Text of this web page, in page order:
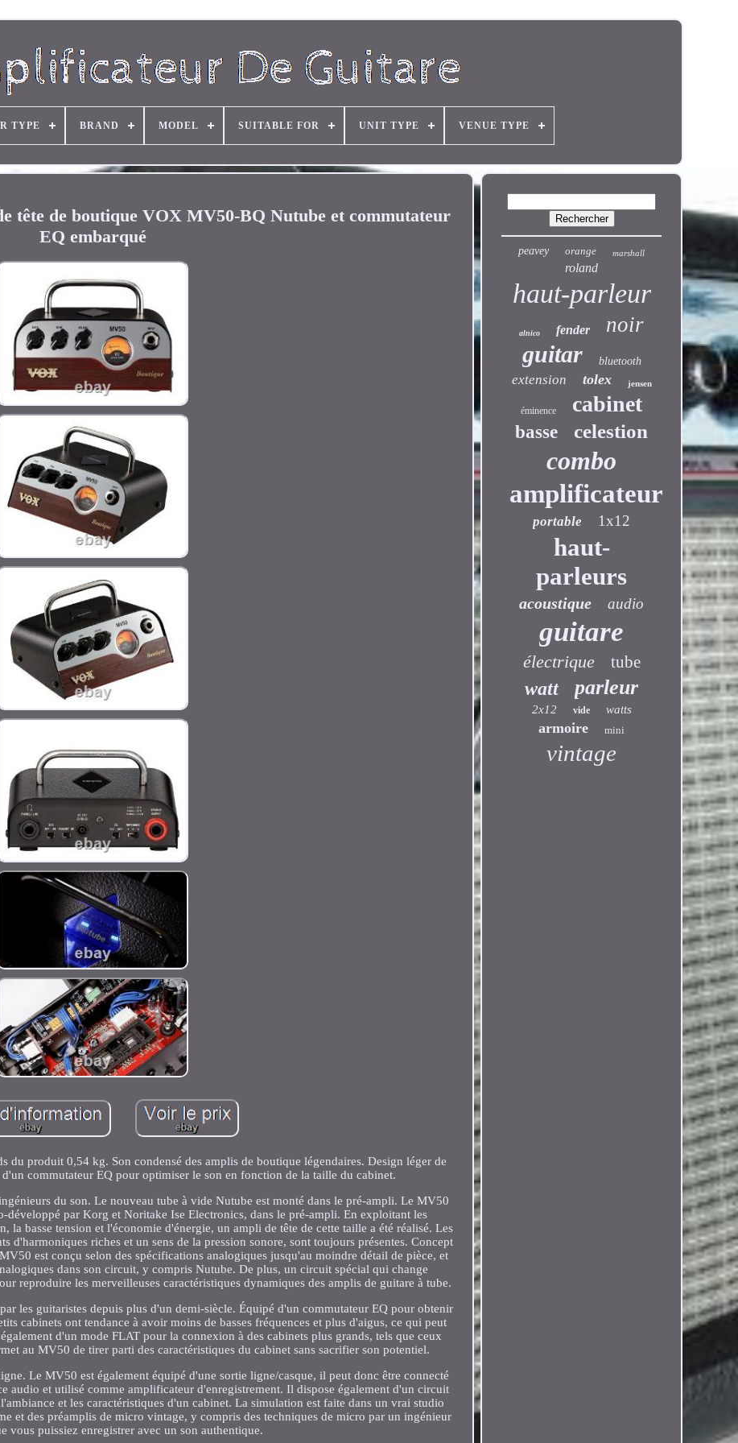
TYPE BRAND MODEL SUITABLE FOR UNIT TYPE VENUE TYPE
tête de boutique VOX MV50-BQ Nutube et commutateur
EQ embarqué
produit 0,54 kg. Son condensé des amplis de boutique légendaires. Design léger de
commutateur EQ pour optimiser le son en fonction de la taille du cabinet.
du son. Le nouveau tube à vide Nutube est monté dans le pré-ampli. Le MV50
développé par Korg et Noritake Ise Electronics, dans le pré-ampli. En exploitant les
la basse tension et l'économie d'énergie, un ampli de tête de cette taille a été réalisé. Les
d'harmoniques riches et un sens de la pression sonore, sont toujours présentes. Concept
est conçu selon des spécifications analogiques jusqu'au moindre détail de pièce, et
dans son circuit, y compris Nutube. De plus, un circuit spécial qui change
reproduire les merveilleuses caractéristiques dynamiques des amplis de guitare à tube.
les guitaristes depuis plus d'un demi-siècle. Équipé d'un commutateur EQ pour obtenir
cabinets ont tendance à avoir moins de basses fréquences et plus d'aigus, ce qui peut
d'un mode FLAT pour la connexion à des cabinets plus grands, tels que ceux
au MV50 de tirer parti des caractéristiques du cabinet sans sacrifier son potentiel.
Le MV50 est également équipé d'une sortie ligne/casque, il peut donc être connecté
audio et utilisé comme amplificateur d'enregistrement. Il dispose également d'un circuit
et les caractéristiques d'un cabinet. La simulation est faite dans un vrai studio
et des préamplis de micro vintage, y compris des techniques de micro par un ingénieur
vous puissiez enregistrer avec un son authentique.
peavey orange marshall
roland
haut-parleur
alnico fender noir
guitar bluetooth
extension tolex jensen
éminence cabinet
basse celestion
combo
amplificateur
portable 1x12
haut-
parleurs
acoustique audio
guitare
électrique tube
watt parleur
2x12 vide watts
armoire mini
vintage